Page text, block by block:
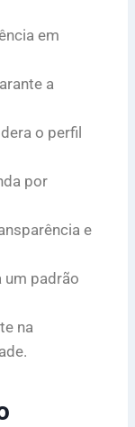
em
a
o perfil
por
e
um padrão
na